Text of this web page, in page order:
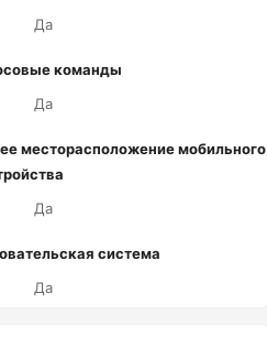
Да
команды
Да
месторасположение мобильного
Да
система
Да